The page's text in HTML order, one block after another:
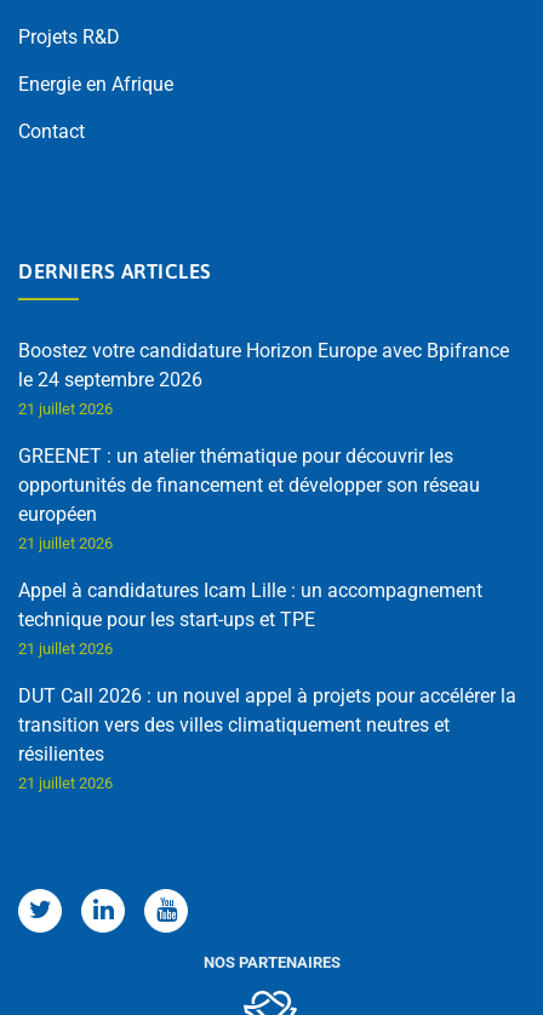
Projets R&D
Energie en Afrique
Contact
DERNIERS ARTICLES
Boostez votre candidature Horizon Europe avec Bpifrance
le 24 septembre 2026
21 juillet 2026
GREENET : un atelier thématique pour découvrir les
opportunités de financement et développer son réseau
européen
21 juillet 2026
Appel à candidatures Icam Lille : un accompagnement
technique pour les start-ups et TPE
21 juillet 2026
DUT Call 2026 : un nouvel appel à projets pour accélérer la
transition vers des villes climatiquement neutres et
résilientes
21 juillet 2026